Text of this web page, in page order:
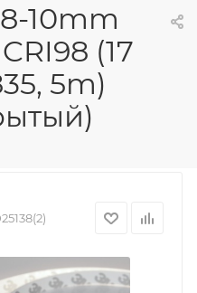
10mm
(17
5m)